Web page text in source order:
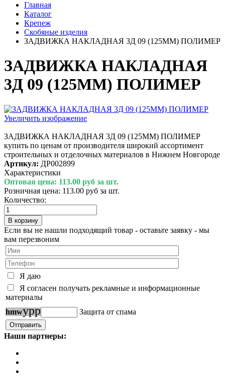
Главная
Каталог
Крепеж
Скобяные изделия
ЗАДВИЖКА НАКЛАДНАЯ 3Д 09 (125ММ) ПОЛИМЕР
ЗАДВИЖКА НАКЛАДНАЯ
3Д 09 (125ММ) ПОЛИМЕР
Увеличить изображение
ЗАДВИЖКА НАКЛАДНАЯ 3Д 09 (125ММ) ПОЛИМЕР
купить по ценам от производителя широкий ассортимент
строительных и отделочных материалов в Нижнем Новгороде
Артикул: ДР002899
Характеристики
Оптовая цена: 113.00 руб за шт.
Розничная цена: 113.00 руб за шт.
Количество:
Если вы не нашли подходящий товар - оставьте заявку - мы
вам перезвоним
Я даю
Я согласен получать рекламные и информационные
материалы
hmwypp Защита от спама
Наши партнеры: